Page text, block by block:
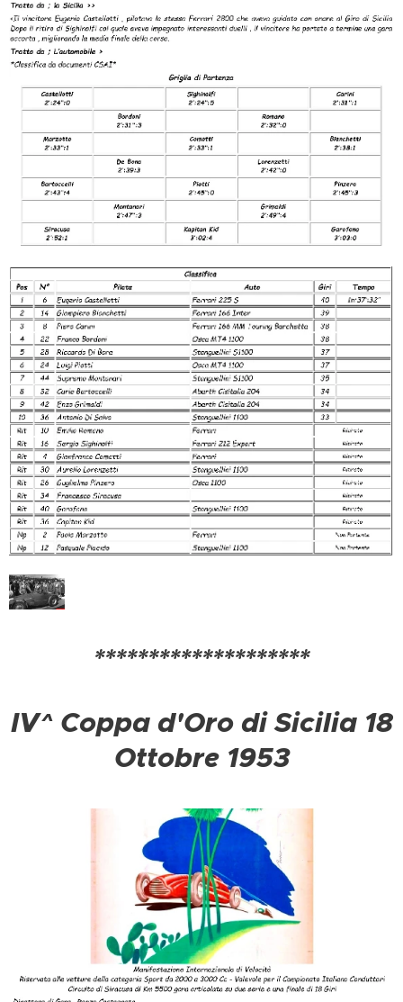
********************
IV^ Coppa d'Oro di Sicilia 18
Ottobre 1953